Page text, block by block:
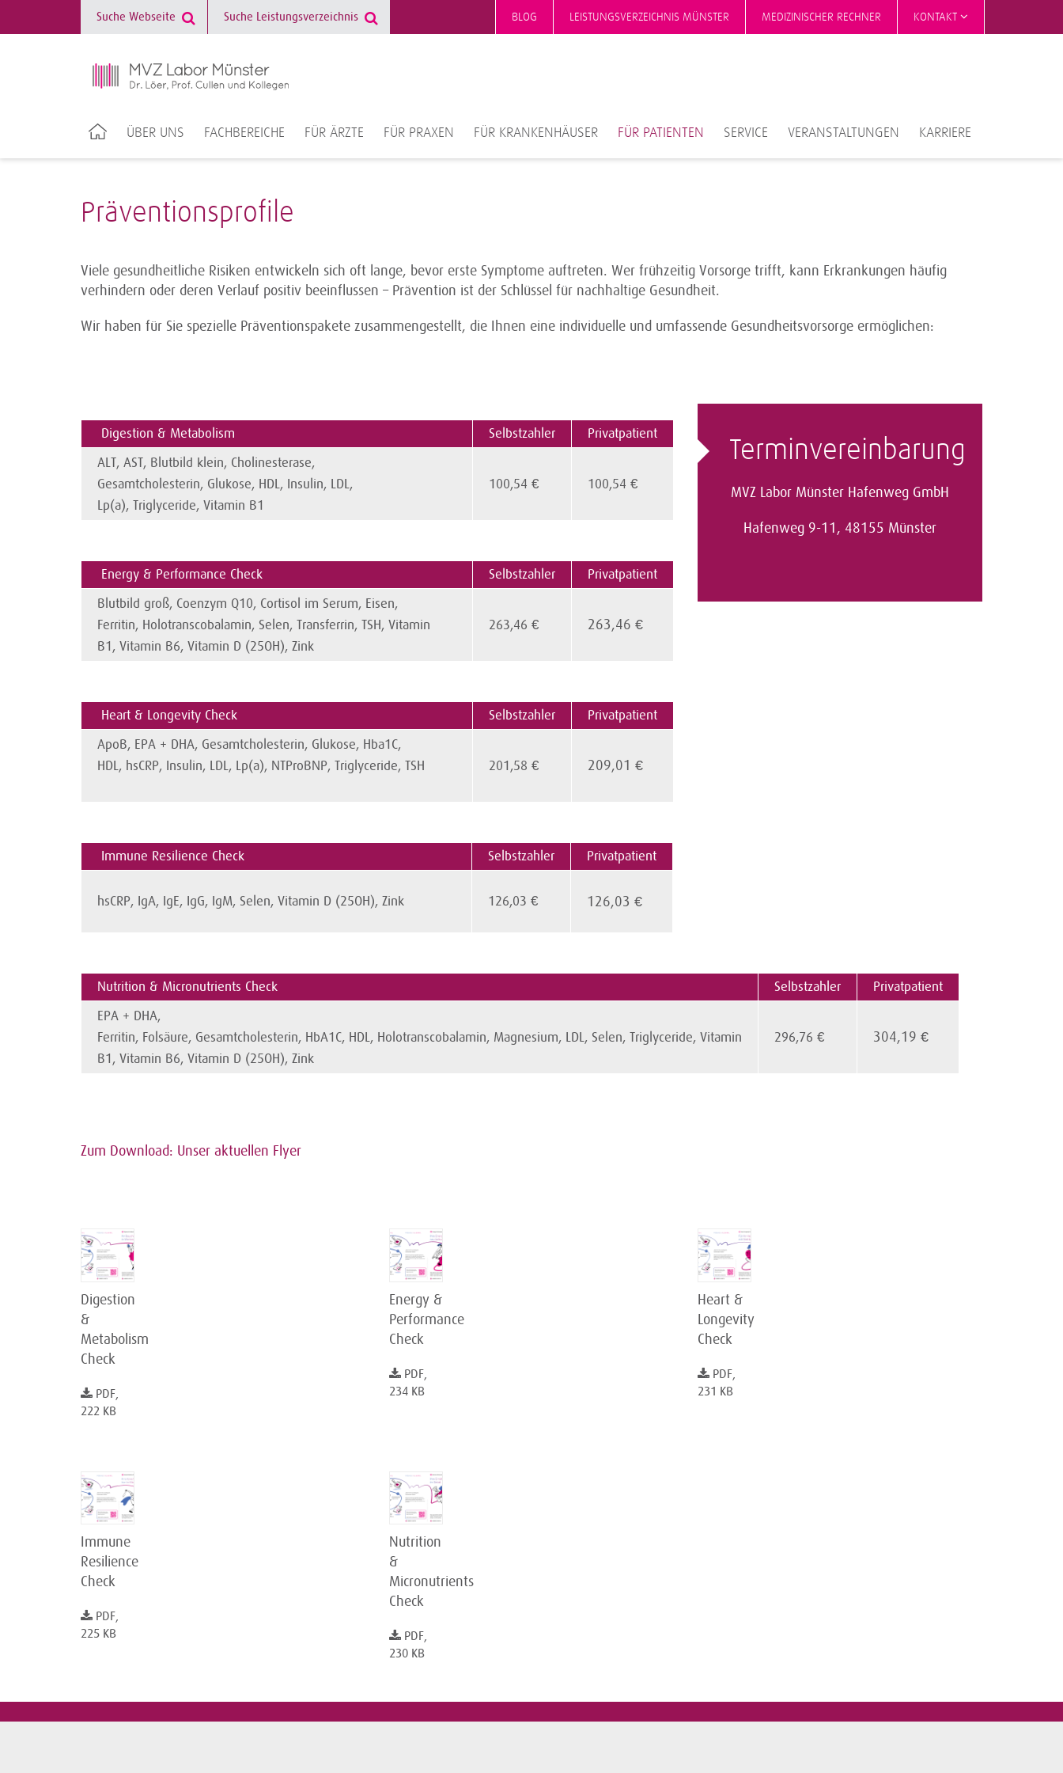
BLOG LEISTUNGSVERZEICHNIS MÜNSTER MEDIZINISCHER RECHNER KONTAKT
ÜBER UNS FACHBEREICHE FÜR ÄRZTE FÜR PRAXEN FÜR KRANKENHÄUSER FÜR PATIENTEN SERVICE VERANSTALTUNGEN KARRIERE
Präventionsprofile
Viele gesundheitliche Risiken entwickeln sich oft lange, bevor erste Symptome auftreten. Wer frühzeitig Vorsorge trifft, kann Erkrankungen häufig
verhindern oder deren Verlauf positiv beeinflussen – Prävention ist der Schlüssel für nachhaltige Gesundheit.
Wir haben für Sie spezielle Präventionspakete zusammengestellt, die Ihnen eine individuelle und umfassende Gesundheitsvorsorge ermöglichen:
Digestion & Metabolism Selbstzahler
Privatpatient
ALT, AST, Blutbild klein, Cholinesterase,
Gesamtcholesterin, Glukose, HDL, Insulin, LDL,
Lp(a), Triglyceride, Vitamin B1
100,54 € 100,54 €
Energy & Performance Check Selbstzahler
Privatpatient
Blutbild groß, Coenzym Q10, Cortisol im Serum, Eisen,
Ferritin, Holotranscobalamin, Selen, Transferrin, TSH, Vitamin
B1, Vitamin B6, Vitamin D (25OH), Zink
263,46 € 263,46 €
Heart & Longevity Check Selbstzahler
Privatpatient
ApoB, EPA + DHA, Gesamtcholesterin, Glukose, Hba1C,
HDL, hsCRP, Insulin, LDL, Lp(a), NTProBNP, Triglyceride, TSH
201,58 € 209,01 €
Immune Resilience Check Selbstzahler Privatpatient
hsCRP, IgA, IgE, IgG, IgM, Selen, Vitamin D (25OH), Zink 126,03 € 126,03 €
Nutrition & Micronutrients Check Selbstzahler
Privatpatient
EPA + DHA,
Ferritin, Folsäure, Gesamtcholesterin, HbA1C, HDL, Holotranscobalamin, Magnesium, LDL, Selen, Triglyceride, Vitamin
B1, Vitamin B6, Vitamin D (25OH), Zink
296,76 € 304,19 €
Terminvereinbarung
MVZ Labor Münster Hafenweg GmbH
Hafenweg 9-11, 48155 Münster
Zum Download: Unser aktuellen Flyer
Digestion
&
Metabolism
Check
PDF,
222 KB
Energy &
Performance
Check
PDF,
234 KB
Heart &
Longevity
Check
PDF,
231 KB
Immune
Resilience
Check
PDF,
225 KB
Nutrition
&
Micronutrients
Check
PDF,
230 KB